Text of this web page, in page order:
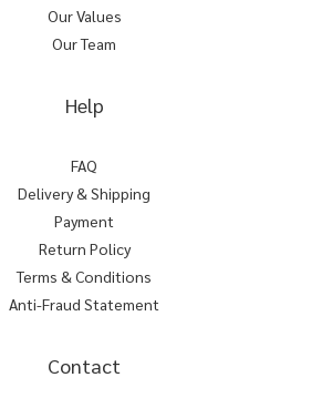
Our Values
Our Team
Help
FAQ
Delivery & Shipping
Payment
Return Policy
Terms & Conditions
Anti-Fraud Statement
Contact